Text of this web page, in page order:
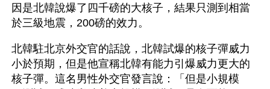
因是北韓說爆了四千磅的大核子，結果只測到相當
於三級地震，200磅的效力。
北韓駐北京外交官的話說，北韓試爆的核子彈威力
小於預期，但是他宣稱北韓有能力引爆威力更大的
核子彈。這名男性外交官發言說：「但是小規模